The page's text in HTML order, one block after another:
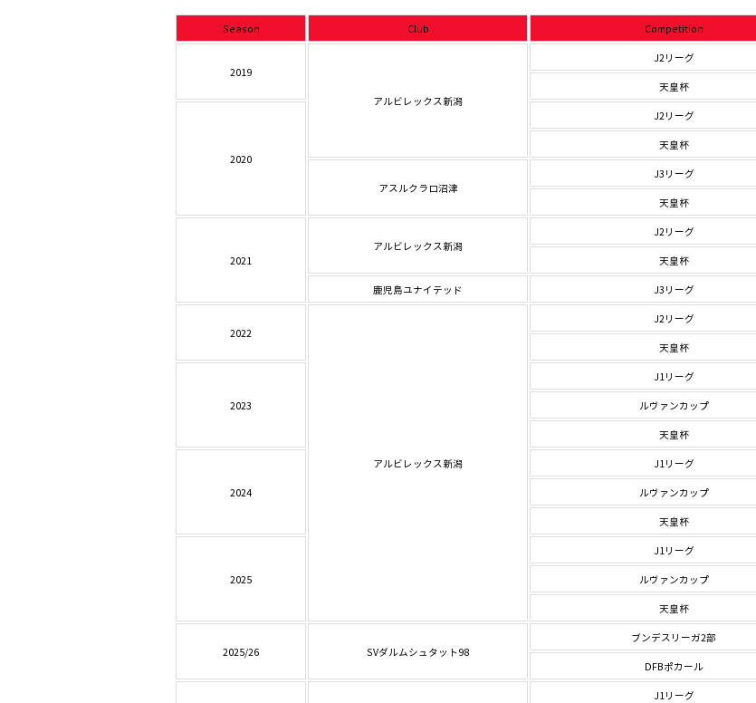
Season Club Competition
2019
アルビレックス新潟
J2リーグ
天皇杯
2020
J2リーグ
天皇杯
アスルクラロ沼津
J3リーグ
天皇杯
2021
アルビレックス新潟
J2リーグ
天皇杯
鹿児島ユナイテッド J3リーグ
2022
アルビレックス新潟
J2リーグ
天皇杯
2023
J1リーグ
ルヴァンカップ
天皇杯
2024
J1リーグ
ルヴァンカップ
天皇杯
2025
J1リーグ
ルヴァンカップ
天皇杯
2025/26 SVダルムシュタット98
ブンデスリーガ2部
DFBポカール
J1リーグ